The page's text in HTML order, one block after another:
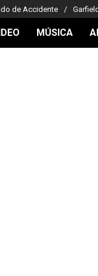
de Accidente
MÚSICA